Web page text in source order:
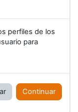
perfiles de los
para
Continuar